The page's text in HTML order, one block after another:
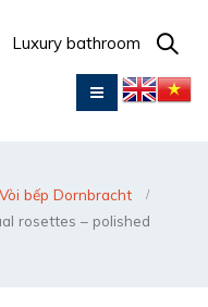
Luxury bathroom
Vòi bếp Dornbracht
rosettes – polished